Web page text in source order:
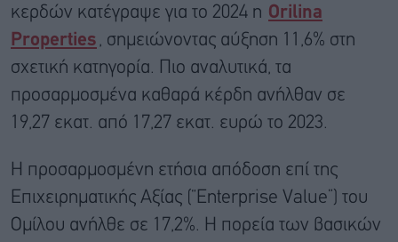
κερδών κατέγραψε για το 2024 η Orilina
Properties , σημειώνοντας αύξηση 11,6% στη
σχετική κατηγορία. Πιο αναλυτικά, τα
προσαρμοσμένα καθαρά κέρδη ανήλθαν σε
19,27 εκατ. από 17,27 εκατ. ευρώ το 2023.
Η προσαρμοσμένη ετήσια απόδοση επί της
Eπιχειρηματικής Aξίας (“Enterprise Value”) του
Ομίλου ανήλθε σε 17,2%. Η πορεία των βασικών